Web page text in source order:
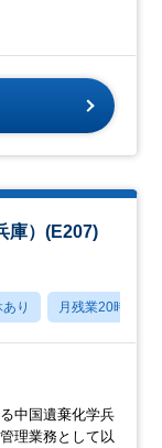
庫）(E207)
り 月残業20時間以
中国遺棄化学兵
理業務として以